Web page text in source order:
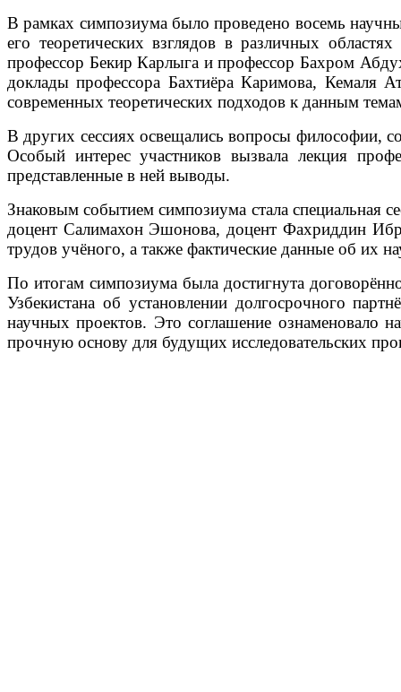
В рамках симпозиума было проведено восемь
его теоретических взглядов в различных
профессор Бекир Карлыга и профессор Бахром
доклады профессора Бахтиёра Каримова, Кемаля
современных теоретических подходов к данным
В других сессиях освещались вопросы философии,
Особый интерес участников вызвала лекция
представленные в ней выводы.
Знаковым событием симпозиума стала специальная
доцент Салимахон Эшонова, доцент Фахриддин
трудов учёного, а также фактические данные об их
По итогам симпозиума была достигнута
Узбекистана об установлении долгосрочного
научных проектов. Это соглашение ознаменовало
прочную основу для будущих исследовательских